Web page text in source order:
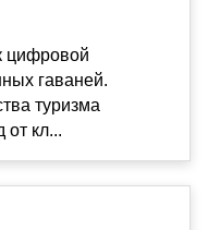
цифровой
гаваней.
туризма
от кл...